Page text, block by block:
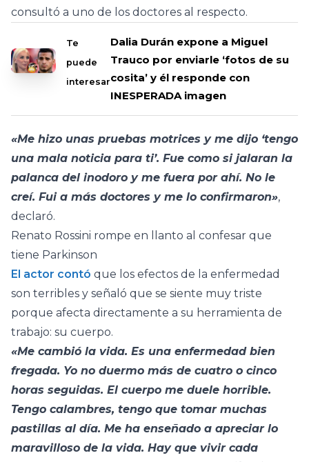
consultó a uno de los doctores al respecto.
Te
puede
interesar
Dalia Durán expone a Miguel
Trauco por enviarle ‘fotos de su
cosita’ y él responde con
INESPERADA imagen
«Me hizo unas pruebas motrices y me dijo ‘tengo
una mala noticia para ti’. Fue como si jalaran la
palanca del inodoro y me fuera por ahí. No le
creí. Fui a más doctores y me lo confirmaron»,
declaró.
Renato Rossini rompe en llanto al confesar que
tiene Parkinson
El actor contó que los efectos de la enfermedad
son terribles y señaló que se siente muy triste
porque afecta directamente a su herramienta de
trabajo: su cuerpo.
«Me cambió la vida. Es una enfermedad bien
fregada. Yo no duermo más de cuatro o cinco
horas seguidas. El cuerpo me duele horrible.
Tengo calambres, tengo que tomar muchas
pastillas al día. Me ha enseñado a apreciar lo
maravilloso de la vida. Hay que vivir cada